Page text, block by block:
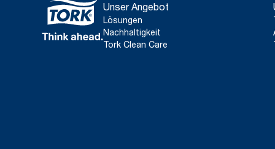
Unser Angebot
Lösungen
Nachhaltigkeit
Tork Clean Care